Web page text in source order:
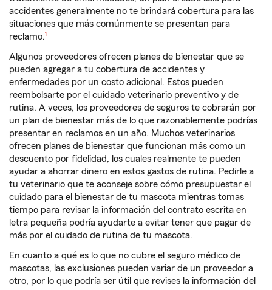
accidentes generalmente no te brindará cobertura para las
situaciones que más comúnmente se presentan para
reclamo.
nota de pie de página
1
Algunos proveedores ofrecen planes de bienestar que se
pueden agregar a tu cobertura de accidentes y
enfermedades por un costo adicional. Estos pueden
reembolsarte por el cuidado veterinario preventivo y de
rutina. A veces, los proveedores de seguros te cobrarán por
un plan de bienestar más de lo que razonablemente podrías
presentar en reclamos en un año. Muchos veterinarios
ofrecen planes de bienestar que funcionan más como un
descuento por fidelidad, los cuales realmente te pueden
ayudar a ahorrar dinero en estos gastos de rutina. Pedirle a
tu veterinario que te aconseje sobre cómo presupuestar el
cuidado para el bienestar de tu mascota mientras tomas
tiempo para revisar la información del contrato escrita en
letra pequeña podría ayudarte a evitar tener que pagar de
más por el cuidado de rutina de tu mascota.
En cuanto a qué es lo que no cubre el seguro médico de
mascotas, las exclusiones pueden variar de un proveedor a
otro, por lo que podría ser útil que revises la información del